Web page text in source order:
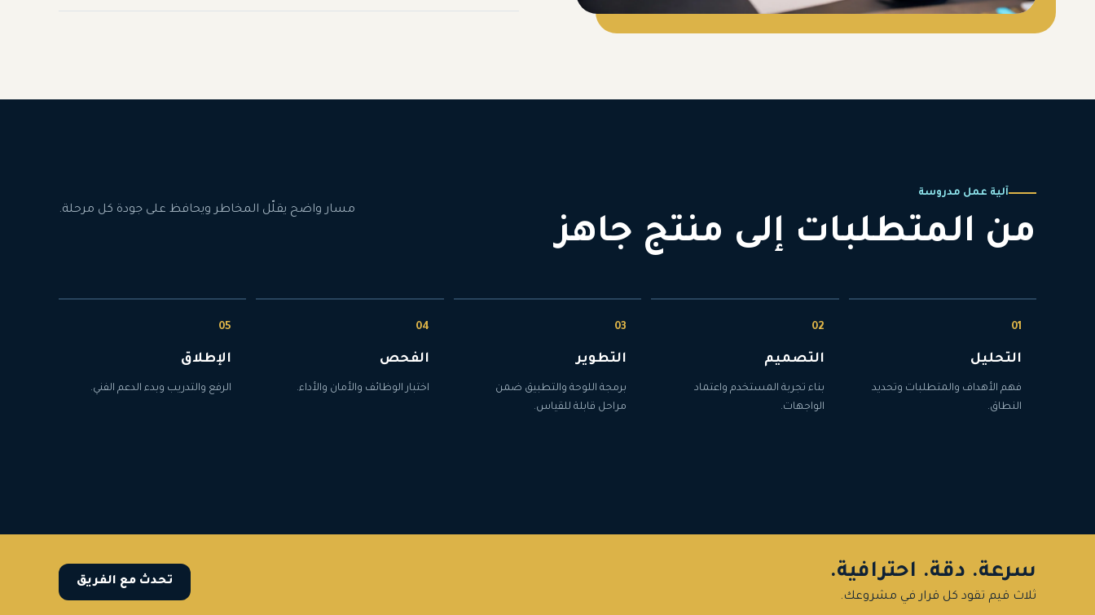
آلية عمل مدروسة
من المتطلبات إلى منتج جاهز
مسار واضح يقلّل المخاطر ويحافظ على جودة كل مرحلة.
التحليل
فهم الأهداف والمتطلبات وتحديد
النطاق.
التصميم
بناء تجربة المستخدم واعتماد
الواجهات.
التطوير
برمجة اللوحة والتطبيق ضمن
مراحل قابلة للقياس.
الفحص
اختبار الوظائف والأمان والأداء.
الإطلاق
الرفع والتدريب وبدء الدعم الفني.
سرعة. دقة. احترافية.
ثلاث قيم تقود كل قرار في مشروعك.
تحدث مع الفريق